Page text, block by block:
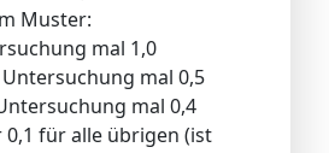
Muster:
mal 1,0
mal 0,5
mal 0,4
0,1 für alle übrigen (ist